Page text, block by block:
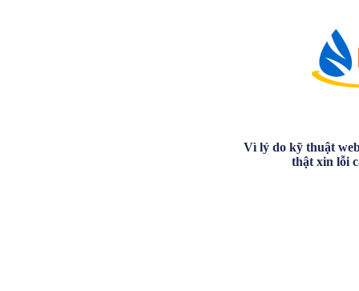
Vì lý do kỹ thuật
thật xin lỗi